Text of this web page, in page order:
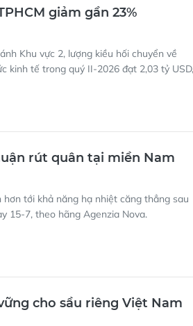
giảm gần 23%
Khu vực 2, lượng kiều hối chuyển về
kinh tế trong quý II-2026 đạt 2,03 tỷ USD,
rút quân tại miền Nam
tới khả năng hạ nhiệt căng thẳng sau
15-7, theo hãng Agenzia Nova.
cho sầu riêng Việt Nam